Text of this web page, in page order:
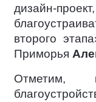
дизайн-
второго
Приморья
Отметим,